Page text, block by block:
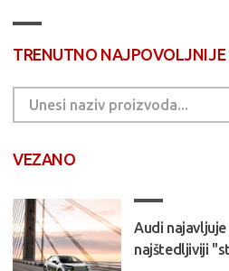
TRENUTNO NAJPOVOLJNIJE
VEZANO
Audi
najštedljiviji